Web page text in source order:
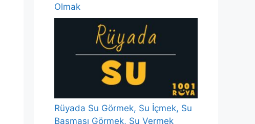
Olmak
Rüyada Su Görmek, Su İçmek, Su
Basması Görmek, Su Vermek